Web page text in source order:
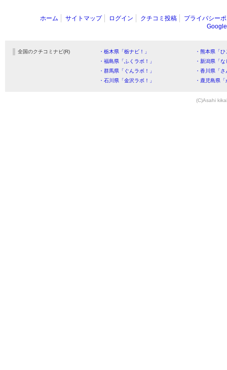
ホーム サイトマップ ログイン クチコミ投稿
プライバシー
全国のクチコミナビ(R) ・栃木県「栃ナビ！」
・熊本県「
・福島県「ふくラボ！」
・新潟県「
・群馬県「ぐんラボ！」
・香川県「
・石川県「金沢ラボ！」
・鹿児島県
(C)Asahi